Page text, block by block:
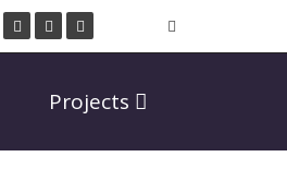
Projects